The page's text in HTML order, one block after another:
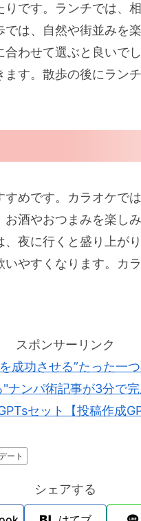
です。ランチでは、
は、自然や街並みを
わせて選ぶと良いで
す。散歩の後にラン
めです。カラオケで
酒やおつまみを楽し
夜に行くと盛り上が
やすくなります。カ
スポンサーリンク
成功させる”たった一
ナンパ術記事が3分で
セット【投稿作成
ート
シェアする